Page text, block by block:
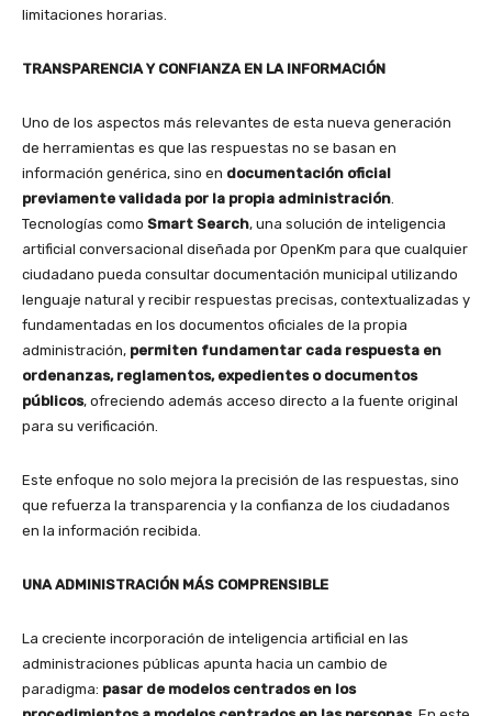
limitaciones horarias.
TRANSPARENCIA Y CONFIANZA EN LA INFORMACIÓN
Uno de los aspectos más relevantes de esta nueva generación
de herramientas es que las respuestas no se basan en
información genérica, sino en documentación oficial
previamente validada por la propia administración.
Tecnologías como Smart Search, una solución de inteligencia
artificial conversacional diseñada por OpenKm para que cualquier
ciudadano pueda consultar documentación municipal utilizando
lenguaje natural y recibir respuestas precisas, contextualizadas y
fundamentadas en los documentos oficiales de la propia
administración, permiten fundamentar cada respuesta en
ordenanzas, reglamentos, expedientes o documentos
públicos, ofreciendo además acceso directo a la fuente original
para su verificación.
Este enfoque no solo mejora la precisión de las respuestas, sino
que refuerza la transparencia y la confianza de los ciudadanos
en la información recibida.
UNA ADMINISTRACIÓN MÁS COMPRENSIBLE
La creciente incorporación de inteligencia artificial en las
administraciones públicas apunta hacia un cambio de
paradigma: pasar de modelos centrados en los